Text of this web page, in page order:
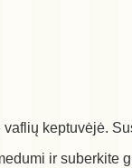
keptuvėjė.
ir suberkite